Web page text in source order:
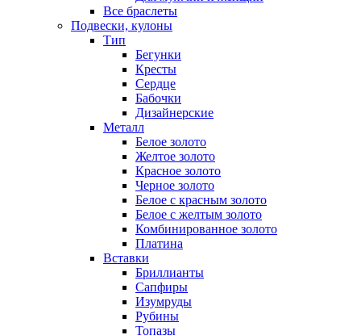
Все браслеты
Подвески, кулоны
Тип
Бегунки
Кресты
Сердце
Бабочки
Дизайнерские
Металл
Белое золото
Желтое золото
Красное золото
Черное золото
Белое с красным золото
Белое с желтым золото
Комбинированное золото
Платина
Вставки
Бриллианты
Сапфиры
Изумруды
Рубины
Топазы